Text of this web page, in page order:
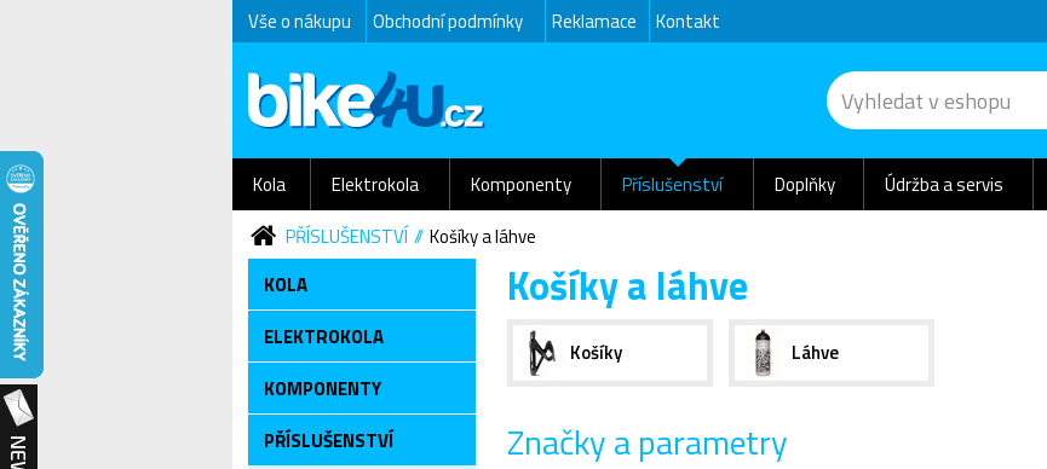
Vše o nákupu Obchodní podmínky Reklamace Kontakt
Kola Elektrokola Komponenty Příslušenství Doplňky Údržba a servis
PŘÍSLUŠENSTVÍ
Košíky a láhve
KOLA
ELEKTROKOLA
KOMPONENTY
PŘÍSLUŠENSTVÍ
Košíky a láhve
Košíky Láhve
Značky a parametry